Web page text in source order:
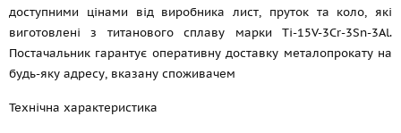
доступними цінами від виробника лист, пруток та коло, які
виготовлені з титанового сплаву марки Ti-15V-3Cr-3Sn-3Al.
Постачальник гарантує оперативну доставку металопрокату на
будь-яку адресу, вказану споживачем
Технічна характеристика